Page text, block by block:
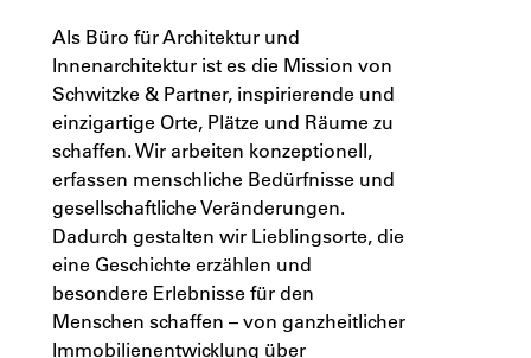
Als Büro für Architektur und
Innenarchitektur ist es die Mission von
Schwitzke & Partner, inspirierende und
einzigartige Orte, Plätze und Räume zu
schaffen. Wir arbeiten konzeptionell,
erfassen menschliche Bedürfnisse und
gesellschaftliche Veränderungen.
Dadurch gestalten wir Lieblingsorte, die
eine Geschichte erzählen und
besondere Erlebnisse für den
Menschen schaffen – von ganzheitlicher
Immobilienentwicklung über